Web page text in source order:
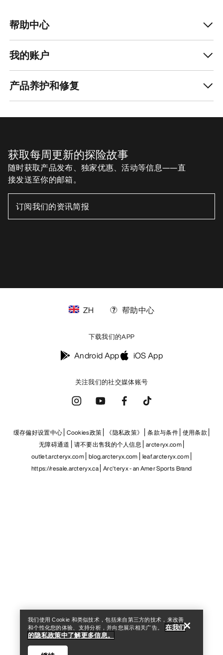
帮助中心
我的账户
产品养护和修复
获取每周更新的探险故事
随时获取产品发布、独家优惠、活动等信息——直
接发送至你的邮箱。
关注我们的社交媒体账号
ZH 帮助中心
下载我们的APP
Android App iOS App
缓存偏好设置中心 Cookies政策 《隐私政策》 条款与条件 使用条款
无障碍通道
请不要出售我的个人信息 arcteryx.com
outlet.arcteryx.com blog.arcteryx.com leaf.arcteryx.com
https://resale.arcteryx.ca Arc'teryx - an Amer Sports Brand
我们使用 Cookie 和类似技术，包括来自第三方的技术，来改善
和个性化您的体验、支持分析，并向您展示相关广告。
在我们
的隐私政策中了解更多信息。